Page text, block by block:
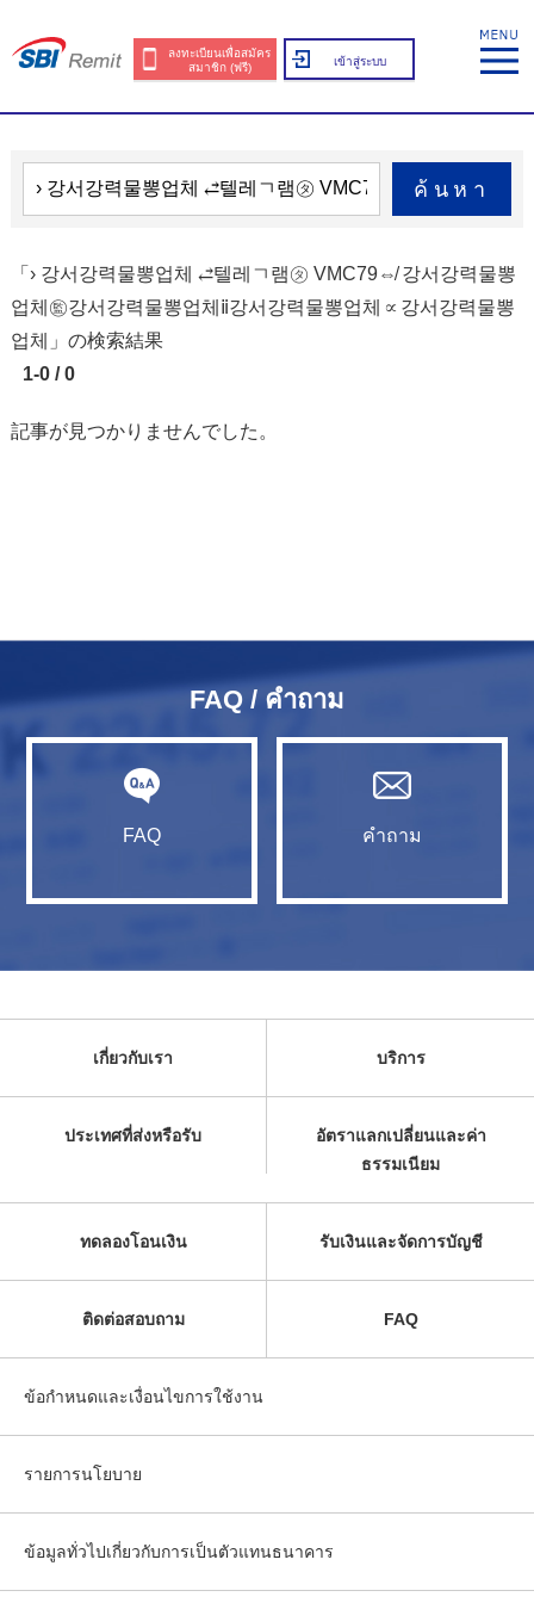
ลงทะเบียนเพื่อสมัคร
สมาชิก (ฟรี)
เข้าสู่ระบบ
ค้นหา
「› 강서강력물뽕업체 ⥄텔레ㄱ램㋟ VMC79⇎ 강서강력물뽕
업체㊬강서강력물뽕업체ⅱ강서강력물뽕업체∝강서강력물뽕
업체」の検索結果
1-0 / 0
記事が見つかりませんでした。
FAQ / คำถาม
FAQ คำถาม
เกี่ยวกับเรา บริการ
ประเทศที่ส่งหรือรับ
อัตราแลกเปลี่ยนและค่า
ธรรมเนียม
ทดลองโอนเงิน รับเงินและจัดการบัญชี
ติดต่อสอบถาม FAQ
ข้อกำหนดและเงื่อนไขการใช้งาน
รายการนโยบาย
ข้อมูลทั่วไปเกี่ยวกับการเป็นตัวแทนธนาคาร